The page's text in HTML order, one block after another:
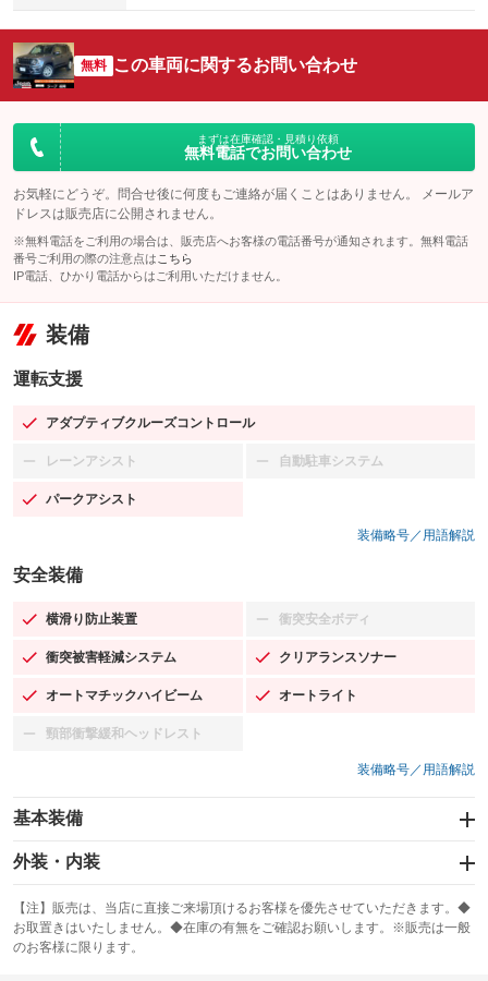
無料 この車両に関するお問い合わせ
まずは在庫確認・見積り依頼
無料電話でお問い合わせ
お気軽にどうぞ。問合せ後に何度もご連絡が届くことはありません。 メールア
ドレスは販売店に公開されません。
※無料電話をご利用の場合は、販売店へお客様の電話番号が通知されます。無料電話
番号ご利用の際の注意点は こちら
IP電話、ひかり電話からはご利用いただけません。
装備
運転支援
アダプティブクルーズコントロール
：装備あり
レーンアシスト
：装備なし 自動駐車システム
：装備なし
パークアシスト
：装備あり
装備略号／用語解説
安全装備
横滑り防止装置
：装備あり 衝突安全ボディ
：装備なし
衝突被害軽減システム
：装備あり クリアランスソナー
：装備あり
オートマチックハイビーム
：装備あり オートライト
：装備あり
頸部衝撃緩和ヘッドレスト
：装備なし
装備略号／用語解説
基本装備
エアバッグ：運転席/助手席/サイド
：装備あり
：装備なし
サンルーフ
：装備なし ABS
外装・内装
カーナビ：メモリーナビ他
：装備あり
TV
：装備なし
【注】販売は、当店に直接ご来場頂けるお客様を優先させていただきます。◆
お取置きはいたしません。◆在庫の有無をご確認お願いします。※販売は一般
のお客様に限ります。